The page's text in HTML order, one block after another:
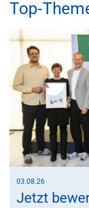
Top-
03.08.26
Jetzt